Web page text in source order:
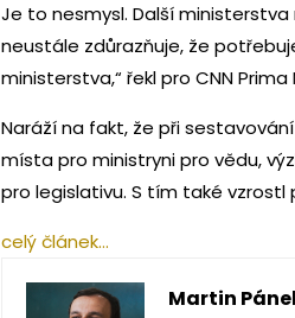
Je to nesmysl. Další
neustále zdůrazňuje, že
ministerstva,“ řekl pro CNN
Naráží na fakt, že při
místa pro ministryni pro vědu,
pro legislativu. S tím také vzrostl
celý článek…
Martin